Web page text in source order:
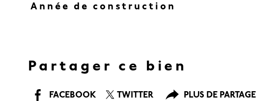
Année de construction
Partager ce bien
FACEBOOK TWITTER PLUS DE PARTAGE